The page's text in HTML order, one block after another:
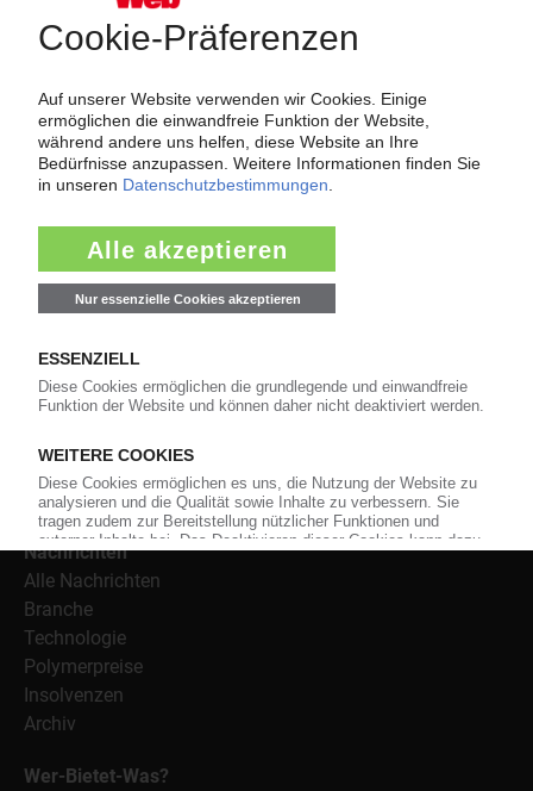
Über das KunststoffWeb
versorgt das KunststoffWeb bereits seit 1996 die Fach-
und Führungskräfte der Branche mit täglichen
Nachrichten rund um das Thema "Kunststoffe". Im Fokus
Kunststoffe sowie Märkte, Unternehmen, Produkte,
Material, Anwendungen und Verpackungen.
Bezugsquellen für den Einkauf sowie nützlichen Service-
Informationen wie Handelsnamen und Veranstaltungen.
Nachrichten
Alle Nachrichten
Branche
Technologie
Polymerpreise
Insolvenzen
Archiv
Wer-Bietet-Was?